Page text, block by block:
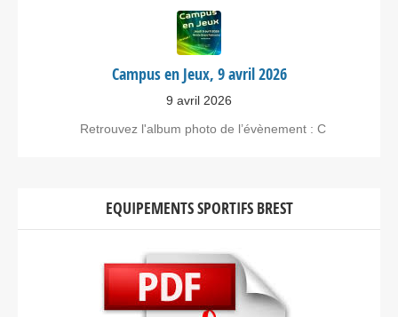
Campus en Jeux, 9 avril 2026
9 avril 2026
Retrouvez l'album photo de l’évènement : C
EQUIPEMENTS SPORTIFS BREST